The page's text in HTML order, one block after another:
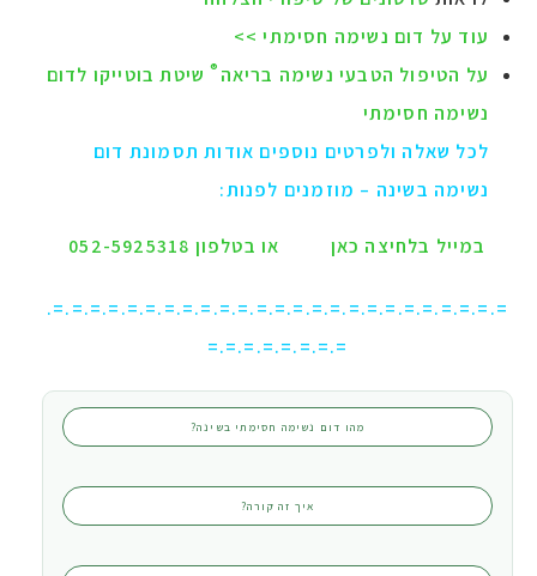
עוד על דום נשימה חסימתי >>
על הטיפול הטבעי נשימה בריאה ®שיטת בוטייקו לדום
נשימה חסימתי
לכל שאלה ולפרטים נוספים אודות תסמונת דום
נשימה בשינה – מוזמנים לפנות:
במייל בלחיצה כאן או בטלפון 052-5925318
=.=.=.=.=.=.=.=.=.=.=.=.=.=.=.=.=.=.=.=.=.=.=.=.=.
=.=.=.=.=.=.=.=
מהו דום נשימה חסימתי בשינה?
איך זה קורה?